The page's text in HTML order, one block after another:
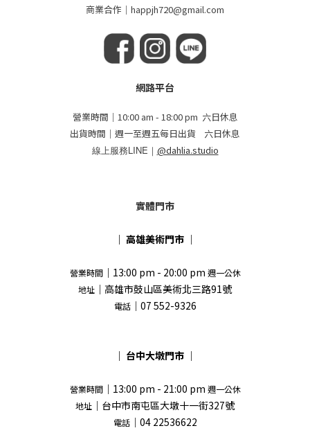
商業合作｜happjh720@gmail.com
網路平台
營業時間｜10:00 am - 18:00 pm 六日休息
出貨時間｜週一至週五每日出貨 六日休息
線上服務LINE｜ @dahlia.studio
實體門市
｜ 高雄美術門市 ｜
營業時間｜13:00 pm - 20:00 pm 週一公休
地址 ｜高雄市鼓山區美術北三路91號
電話｜07 552-9326
｜ 台中大墩門市 ｜
營業時間｜13:00 pm - 21:00 pm 週一公休
地址 ｜台中市南屯區大墩十一街327號
電話｜04 22536622